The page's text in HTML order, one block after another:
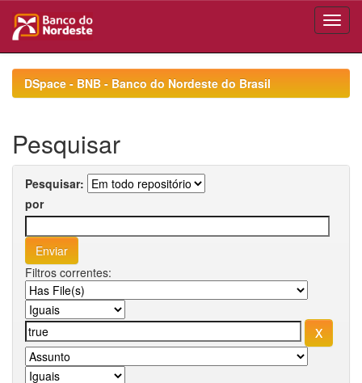
navigationDSpace - BNB - Banco do Nordeste do Brasil
Pesquisar
Pesquisar:
por
Filtros correntes: